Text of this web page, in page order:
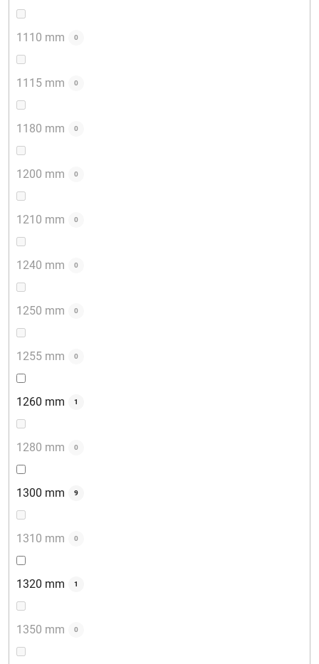
1110 mm 0
1115 mm 0
1180 mm 0
1200 mm 0
1210 mm 0
1240 mm 0
1250 mm 0
1255 mm 0
1260 mm 1
1280 mm 0
1300 mm 9
1310 mm 0
1320 mm 1
1350 mm 0